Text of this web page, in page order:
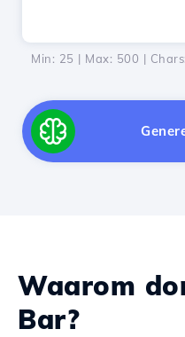
Min: 25 | Max: 500 | Chars:
Waarom
Bar?